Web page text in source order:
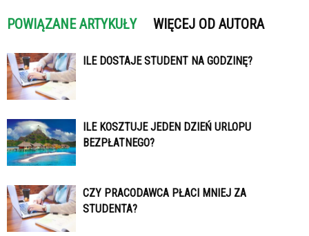
POWIĄZANE ARTYKUŁY WIĘCEJ OD AUTORA
ILE DOSTAJE STUDENT NA GODZINĘ?
ILE KOSZTUJE JEDEN DZIEŃ URLOPU
BEZPŁATNEGO?
CZY PRACODAWCA PŁACI MNIEJ ZA
STUDENTA?